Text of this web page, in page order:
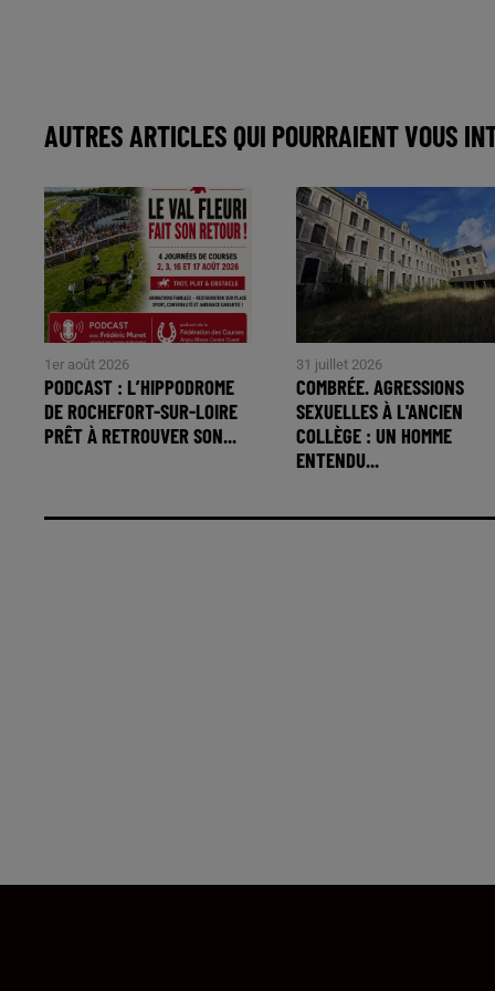
AUTRES ARTICLES QUI POURRAIENT VOUS
1er août 2026
PODCAST : L’HIPPODROME
DE ROCHEFORT-SUR-LOIRE
PRÊT À RETROUVER SON...
31 juillet 2026
COMBRÉE. AGRESSIONS
SEXUELLES À L'ANCIEN
COLLÈGE : UN HOMME
ENTENDU...